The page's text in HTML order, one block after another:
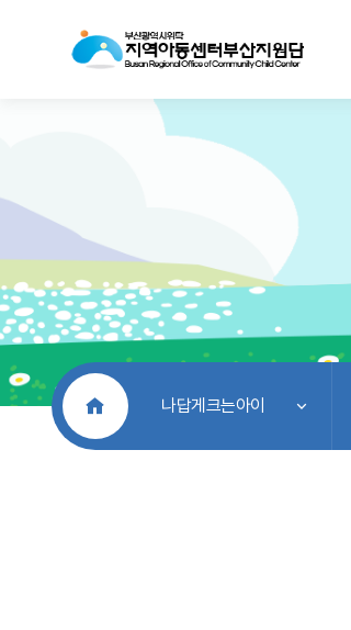
처음으로나답게크는아이